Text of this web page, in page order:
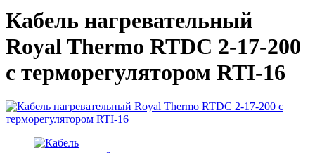
Кабель нагревательный
Royal Thermo RTDC 2-17-200
с терморегулятором RTI-16